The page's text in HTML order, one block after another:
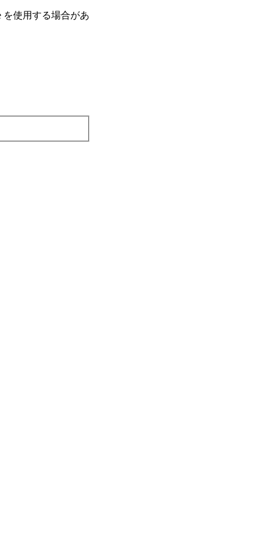
使⽤する場合があ